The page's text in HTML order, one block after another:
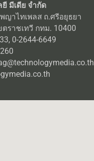
มีเดีย จำกัด
ญาไทเพลส ถ.ศรีอยุธยา
ราชเทวี กทม. 10400
0-2644-6649